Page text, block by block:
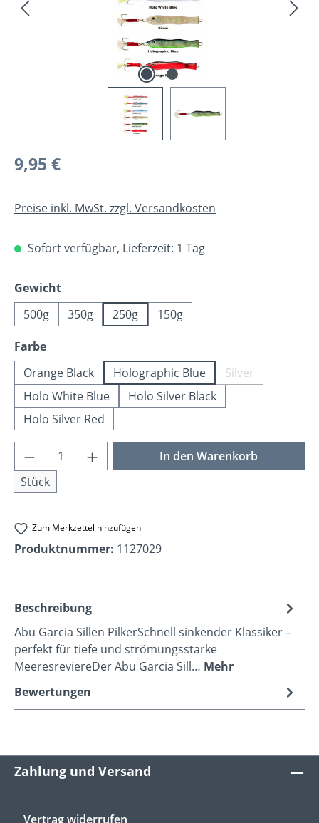
Regulärer Preis:
9,95 €
Preise inkl. MwSt. zzgl. Versandkosten
Sofort verfügbar, Lieferzeit: 1 Tag
Gewichtauswählen
500g
350g 250g 150g
Farbeauswählen
Orange Black
Holographic Blue Silver(Diese Option
Holo White Blue
Holo Silver Black
Holo Silver Red
Produkt Anzahl: Gib den gewünschten
Stück
In den Warenkorb
Zum Merkzettel hinzufügen
Produktnummer: 1127029
Beschreibung
Abu Garcia Sillen PilkerSchnell sinkender Klassiker –
perfekt für tiefe und strömungsstarke
MeeresreviereDer Abu Garcia Sill… Mehr
Bewertungen
Zahlung und Versand
Vertrag widerrufen